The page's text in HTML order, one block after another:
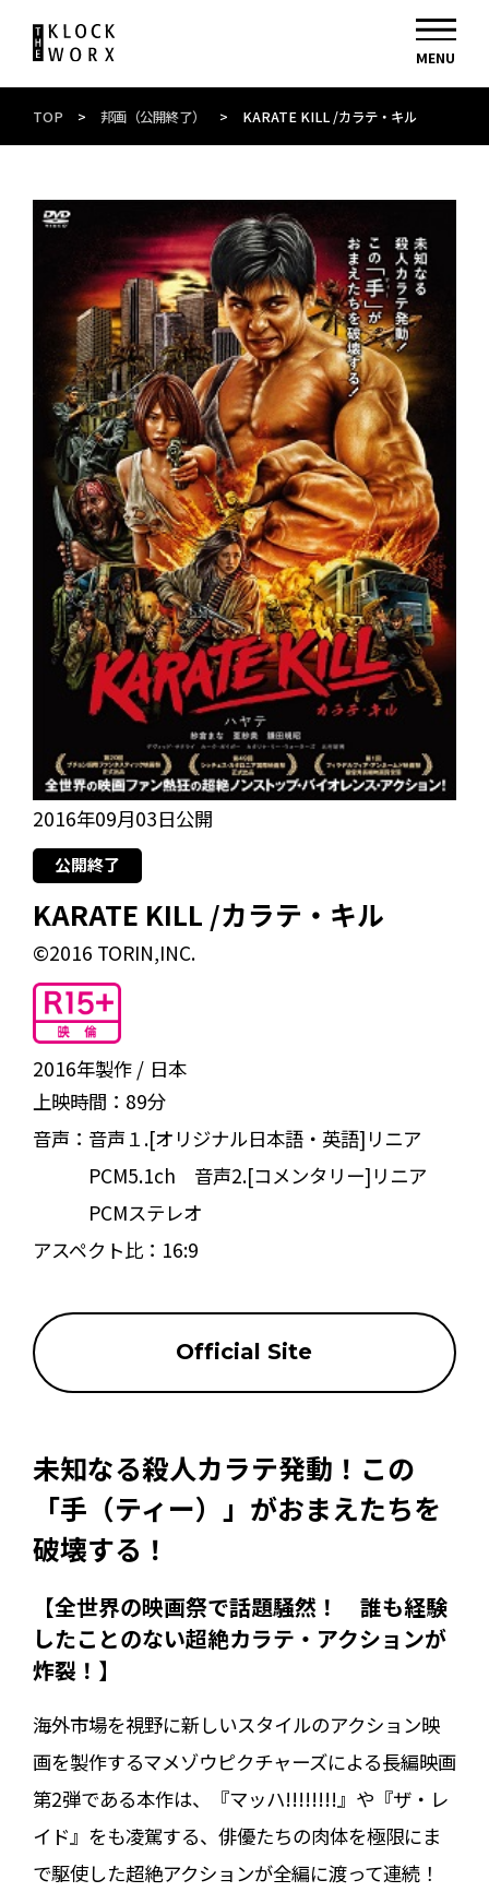
TOP > 邦画（公開終了） > KARATE KILL /カラテ・キル
2016年09月03日公開
公開終了
KARATE KILL /カラテ・キル
©2016 TORIN,INC.
2016年製作
日本
上映時間： 89分
音声： 音声１.[オリジナル日本語・英語]リニア
PCM5.1ch 音声2.[コメンタリー]リニア
PCMステレオ
アスペクト比： 16:9
Official Site
未知なる殺人カラテ発動！この
「手（ティー）」がおまえたちを
破壊する！
【全世界の映画祭で話題騒然！ 誰も経験
したことのない超絶カラテ・アクションが
炸裂！】
海外市場を視野に新しいスタイルのアクション映
画を製作するマメゾウピクチャーズによる長編映画
第2弾である本作は、『マッハ!!!!!!!!』や『ザ・レ
イド』をも凌駕する、俳優たちの肉体を極限にま
で駆使した超絶アクションが全編に渡って連続！